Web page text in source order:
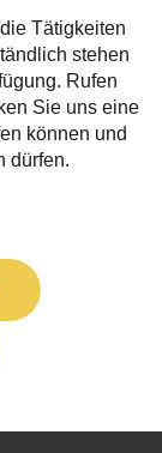
Tätigkeiten
stehen
Rufen
Sie uns eine
können und
dürfen.